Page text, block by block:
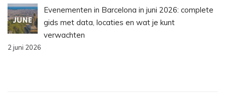
Evenementen in Barcelona in juni 2026: complete
gids met data, locaties en wat je kunt
verwachten
2 juni 2026